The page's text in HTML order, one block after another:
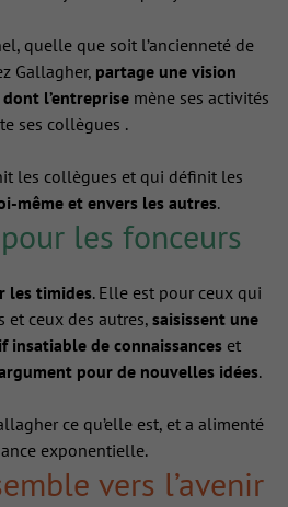
quelle que soit l’ancienneté de
Gallagher, partage une vision
l’entreprisemène ses activités
ses collègues .
les collègues et qui définit les
même et envers les autres.
les fonceurs
les timides. Elle est pour ceux qui
et ceux des autres, saisissent une
insatiable de connaissances et
pour de nouvelles idées.
ce qu’elle est, et a alimenté
exponentielle.
vers l’avenir